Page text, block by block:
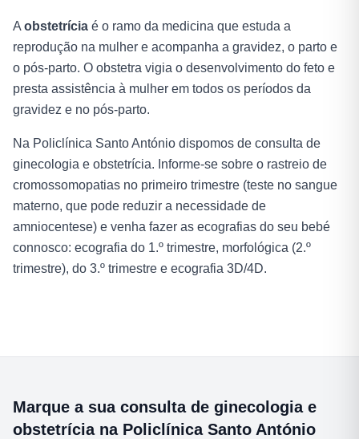
A obstetrícia é o ramo da medicina que estuda a
reprodução na mulher e acompanha a gravidez, o parto e
o pós-parto. O obstetra vigia o desenvolvimento do feto e
presta assistência à mulher em todos os períodos da
gravidez e no pós-parto.
Na Policlínica Santo António dispomos de consulta de
ginecologia e obstetrícia. Informe-se sobre o rastreio de
cromossomopatias no primeiro trimestre (teste no sangue
materno, que pode reduzir a necessidade de
amniocentese) e venha fazer as ecografias do seu bebé
connosco: ecografia do 1.º trimestre, morfológica (2.º
trimestre), do 3.º trimestre e ecografia 3D/4D.
Marque a sua consulta de ginecologia e
obstetríciana Policlínica Santo António